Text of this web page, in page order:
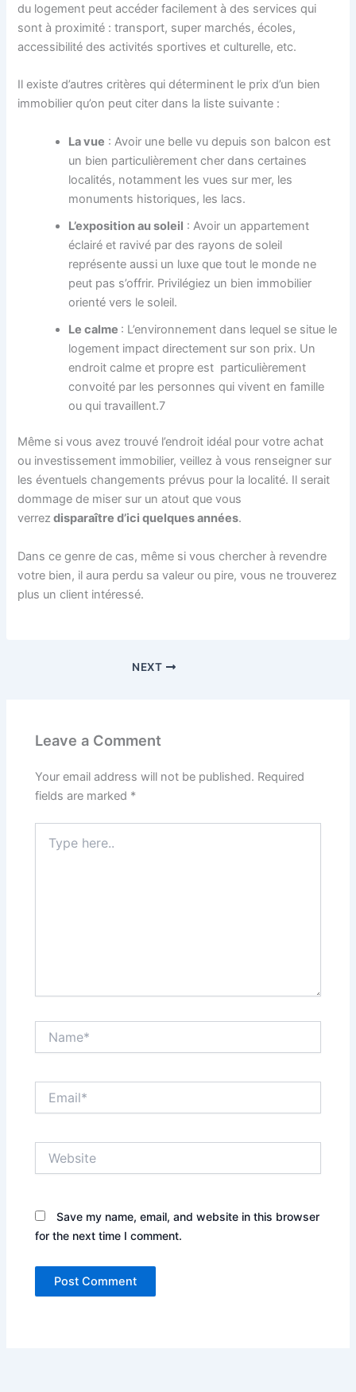
du logement peut accéder facilement à des services qui
sont à proximité : transport, super marchés, écoles,
accessibilité des activités sportives et culturelle, etc.
Il existe d’autres critères qui déterminent le prix d’un bien
immobilier qu’on peut citer dans la liste suivante :
La vue : Avoir une belle vu depuis son balcon est
un bien particulièrement cher dans certaines
localités, notamment les vues sur mer, les
monuments historiques, les lacs.
L’exposition au soleil : Avoir un appartement
éclairé et ravivé par des rayons de soleil
représente aussi un luxe que tout le monde ne
peut pas s’offrir. Privilégiez un bien immobilier
orienté vers le soleil.
Le calme : L’environnement dans lequel se situe le
logement impact directement sur son prix. Un
endroit calme et propre est particulièrement
convoité par les personnes qui vivent en famille
ou qui travaillent.7
Même si vous avez trouvé l’endroit idéal pour votre achat
ou investissement immobilier, veillez à vous renseigner sur
les éventuels changements prévus pour la localité. Il serait
dommage de miser sur un atout que vous
verrez disparaître d’ici quelques années.
Dans ce genre de cas, même si vous chercher à revendre
votre bien, il aura perdu sa valeur ou pire, vous ne trouverez
plus un client intéressé.
NEXT
Leave a Comment
Your email address will not be published. Required
fields are marked *
here..
Save my name, email, and website in this browser
for the next time I comment.